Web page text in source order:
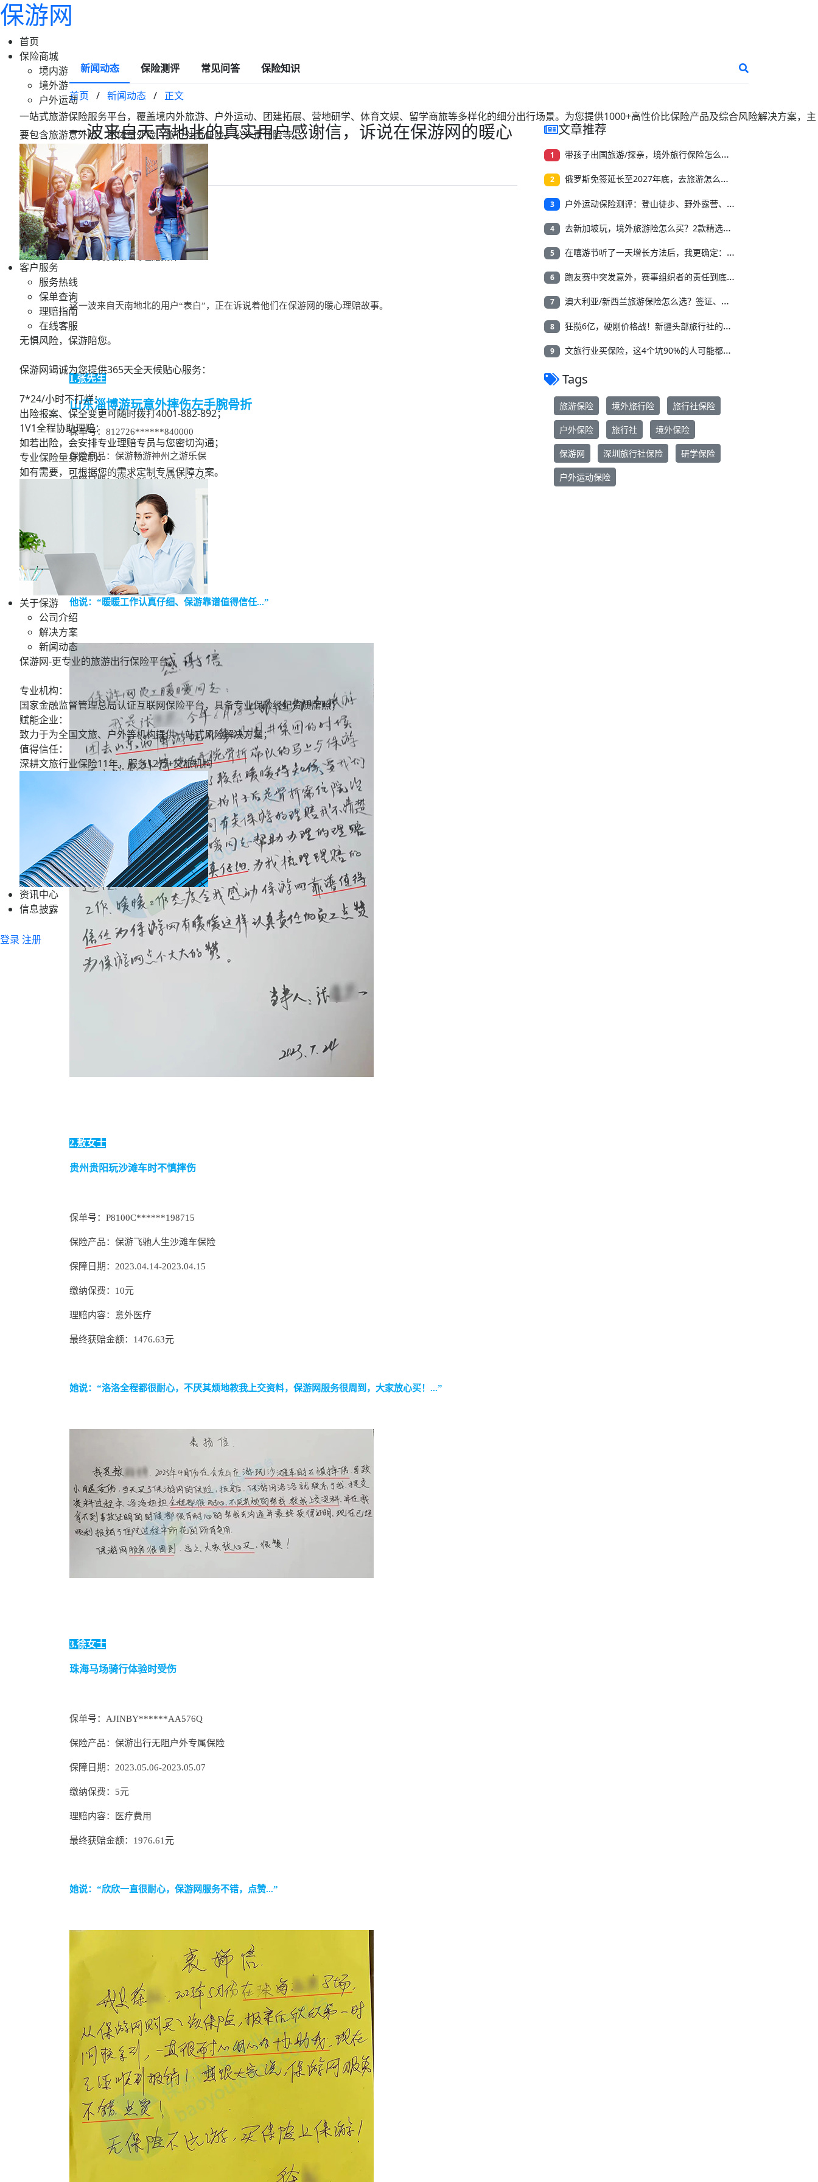
保游网
首页
保险商城
境内游
境外游
户外运动
一站式旅游保险服务平台，覆盖境内外旅游、户外运动、团建拓展、营地研学、体育文娱、留学商旅等多样化的细分出行场景。为您提供1000+高性价比保险产品及综合风险解决方案，主
要包含旅游意外险、团体意外险、旅行社责任险、公众责任险等。
客户服务
服务热线
保单查询
理赔指南
在线客服
无惧风险，保游陪您。
保游网竭诚为您提供365天全天候贴心服务：
7*24/小时不打烊：
出险报案、保全变更可随时拨打4001-882-892；
1V1全程协助理赔：
如若出险，会安排专业理赔专员与您密切沟通；
专业保险量身定制：
如有需要，可根据您的需求定制专属保障方案。
关于保游
公司介绍
解决方案
新闻动态
保游网-更专业的旅游出行保险平台。
专业机构：
国家金融监督管理总局认证互联网保险平台，具备专业保险经纪资质牌照；
赋能企业：
致力于为全国文旅、户外等机构提供一站式风险解决方案；
值得信任：
深耕文旅行业保险11年，服务12万+文旅机构
资讯中心
信息披露
登录 注册
新闻动态 保险测评 常见问答 保险知识
首页 / 新闻动态 / 正文
一波来自天南地北的真实用户感谢信，诉说在保游网的暖心
理赔故事…
2023-10-19 17:16 保游网
一段段真挚朴实的文字话语
一封封真情实感的手写书信
一个个真实用户的理赔案件
这一波来自天南地北的用户“表白”，正在诉说着他们在保游网的暖心理赔故事。
1.张先生
山东淄博游玩意外摔伤左手腕骨折
保单号： 812726******840000
保险产品：保游畅游神州之游乐保
保障日期：2023.06.18-2023.06.20
理赔内容：意外医疗
最终获赔金额：5182.04元
他说：“暖暖工作认真仔细、保游靠谱值得信任...”
2.敖女士
贵州贵阳玩沙滩车时不慎摔伤
保单号： P8100C******198715
保险产品：保游飞驰人生沙滩车保险
保障日期：2023.04.14-2023.04.15
缴纳保费：10元
理赔内容：意外医疗
最终获赔金额： 1476.63元
她说：“洛洛全程都很耐心，不厌其烦地教我上交资料，保游网服务很周到，大家放心买！...”
3.徐女士
珠海马场骑行体验时受伤
保单号：AJINBY******AA576Q
保险产品：保游出行无阻户外专属保险
保障日期：2023.05.06-2023.05.07
缴纳保费：5元
理赔内容：医疗费用
最终获赔金额：1976.61元
她说：“欣欣一直很耐心，保游网服务不错，点赞...”
文章推荐
1 带孩子出国旅游/探亲，境外旅行保险怎么买？收藏这篇就够了
2 俄罗斯免签延长至2027年底，去旅游怎么买境外旅行保险？
3 户外运动保险测评：登山徒步、野外露营、溯溪漂流怎么选？
4 去新加坡玩，境外旅游险怎么买？2款精选方案来了！
5 在嘻游节听了一天增长方法后，我更确定：场馆要补上安全这一课
6 跑友赛中突发意外，赛事组织者的责任到底有多重？越野赛/马拉松/团建保险怎么买？
7 澳大利亚/新西兰旅游保险怎么选？签证、探亲、出差、打工度假全场景3款推荐
8 狂揽6亿，硬刚价格战！新疆头部旅行社的底气是什么？| 保游网黄钦对话新疆康辉惠新茹女士
9 文旅行业买保险，这4个坑90%的人可能都踩过！
Tags
旅游保险 境外旅行险 旅行社保险
户外保险 旅行社 境外保险
保游网 深圳旅行社保险 研学保险
户外运动保险